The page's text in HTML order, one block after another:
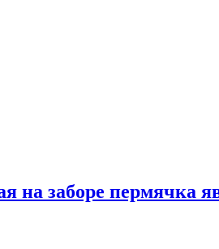
заборе пермячка